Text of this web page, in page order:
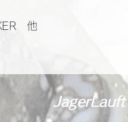
他
JagerLauft